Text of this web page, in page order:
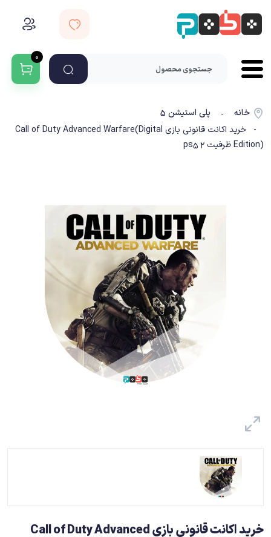
۰
خانه -
پلی استیشن ۵
- خرید اکانت قانونی بازی Call of Duty Advanced Warfare(Digital
Edition) ظرفیت 2 ps5
خرید اکانت قانونی بازی Call of Duty Advanced